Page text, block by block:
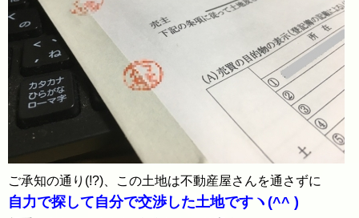
ご承知の通り(!?)、この土地は不動産屋さんを通さずに
自力で探して自分で交渉した土地ですヽ(^^ )